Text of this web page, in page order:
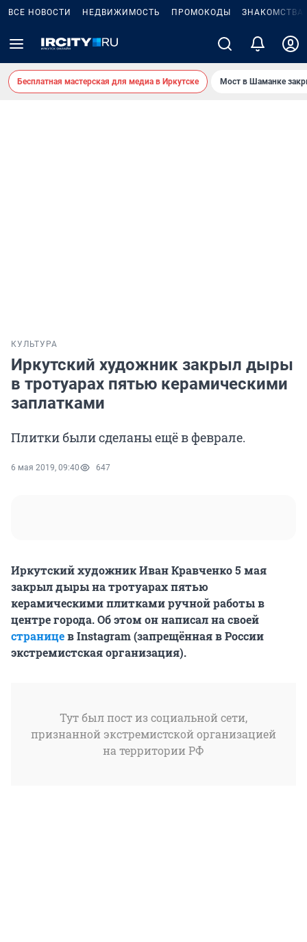
ВСЕ НОВОСТИ НЕДВИЖИМОСТЬ ПРОМОКОДЫ ЗНАКОМСТВА
Бесплатная мастерская для медиа в Иркутске Мост в Шаманке
КУЛЬТУРА
Иркутский художник закрыл дыры
в тротуарах пятью керамическими
заплатками
Плитки были сделаны ещё в феврале.
6 мая 2019, 09:40 647
Иркутский художник Иван Кравченко 5 мая
закрыл дыры на тротуарах пятью
керамическими плитками ручной работы в
центре города. Об этом он написал на своей
страницев Instagram (запрещённая в России
экстремистская организация).
Тут был пост из социальной сети,
признанной экстремистской организацией
на территории РФ